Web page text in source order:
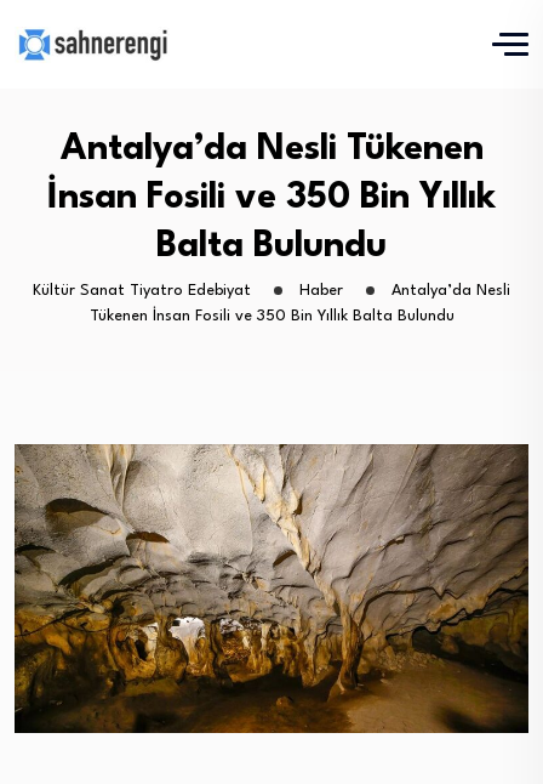
Antalya’da Nesli Tükenen
İnsan Fosili ve 350 Bin Yıllık
Balta Bulundu
Kültür Sanat Tiyatro Edebiyat Haber
Antalya’da Nesli
Tükenen İnsan Fosili ve 350 Bin Yıllık Balta Bulundu